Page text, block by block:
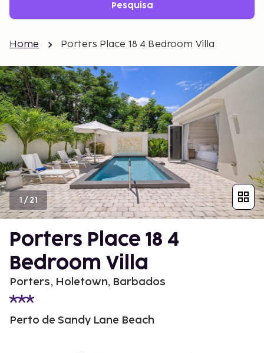
Pesquisa
Home Porters Place 18 4 Bedroom Villa
1/21
Porters Place 18 4
Bedroom Villa
Porters, Holetown, Barbados
Perto de Sandy Lane Beach